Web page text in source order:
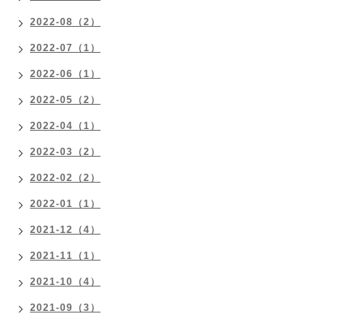
2022-08（2）
2022-07（1）
2022-06（1）
2022-05（2）
2022-04（1）
2022-03（2）
2022-02（2）
2022-01（1）
2021-12（4）
2021-11（1）
2021-10（4）
2021-09（3）